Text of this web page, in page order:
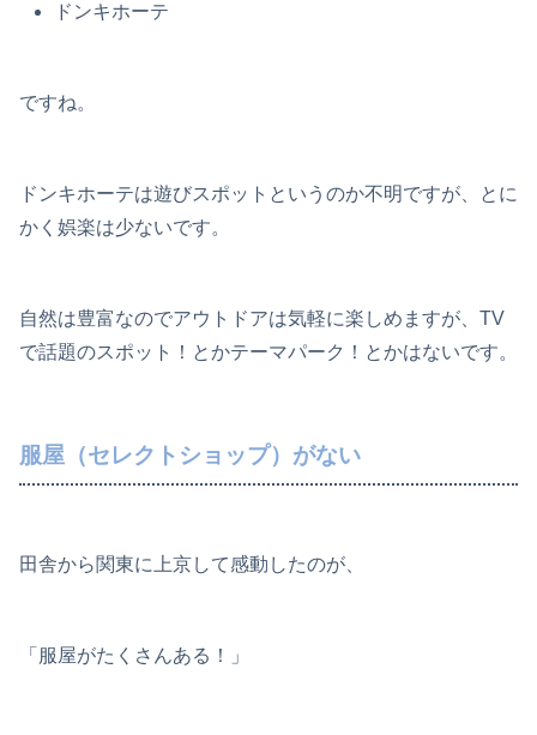
ドンキホーテ
ですね。
ドンキホーテは遊びスポットというのか不明ですが、とに
かく娯楽は少ないです。
自然は豊富なのでアウトドアは気軽に楽しめますが、TV
で話題のスポット！とかテーマパーク！とかはないです。
服屋（セレクトショップ）がない
田舎から関東に上京して感動したのが、
「服屋がたくさんある！」